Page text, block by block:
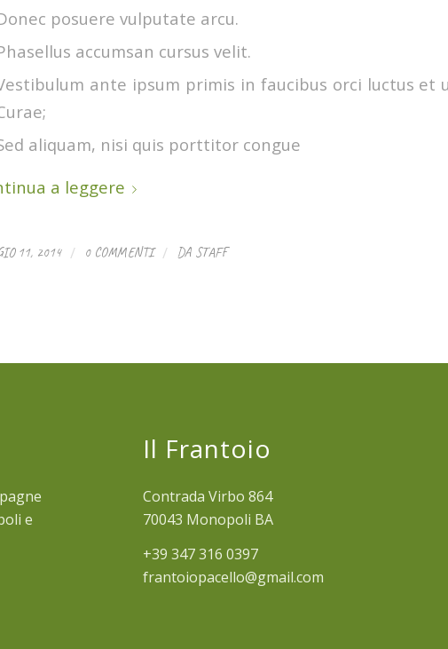
posuere vulputate arcu.
accumsan cursus velit.
ante ipsum primis in faucibus orci luctus et
aliquam, nisi quis porttitor congue
a leggere
11, 2014 / 0 COMMENTI / DA STAFF
e
Il Frantoio
Contrada Virbo 864
70043 Monopoli BA
+39 347 316 0397
frantoiopacello@gmail.com